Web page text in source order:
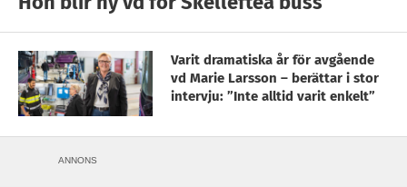
Varit dramatiska år för avgående
vd Marie Larsson – berättar i stor
intervju: ”Inte alltid varit enkelt”
ANNONS